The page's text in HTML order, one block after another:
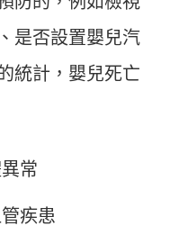
是否設置嬰兒汽
統計，嬰兒死亡
常
疾患